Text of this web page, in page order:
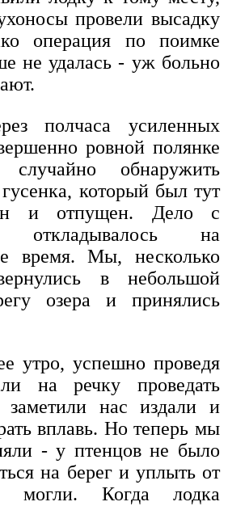
провели высадку
операция по поимке
не удалась - уж больно
полчаса усиленных
ровной полянке
обнаружить
который был тут
и отпущен. Дело с
откладывалось на
время. Мы, несколько
в небольшой
озера и принялись
утро, успешно проведя
на речку проведать
заметили нас издали и
вплавь. Но теперь мы
- у птенцов не было
на берег и уплыть от
Когда лодка